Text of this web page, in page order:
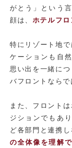
がとう」という
顔は、 ホテルフ
特にリゾート地
ケーションも自
思い出を一緒に
バフロントならで
また、フロント
ジションでもあ
ど各部門と連携
の全体像を理解